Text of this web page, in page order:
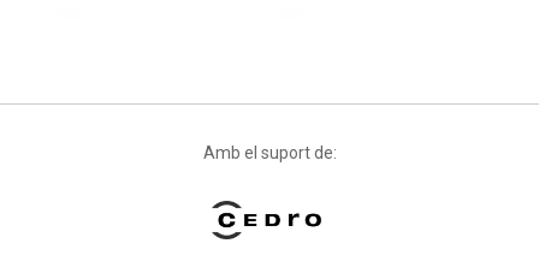
Amb el suport de: